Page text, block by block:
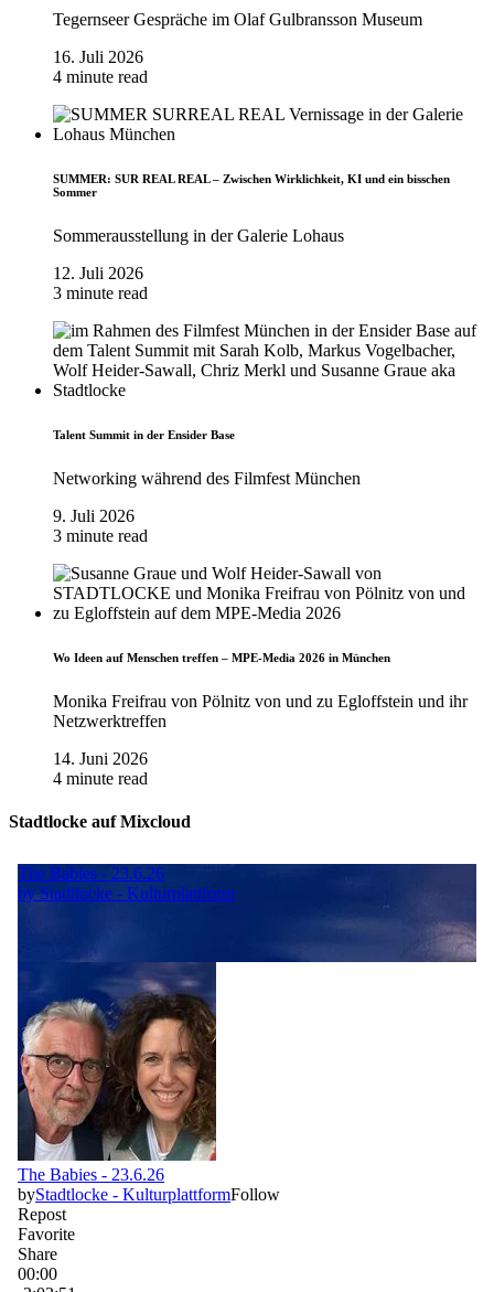
Tegernseer Gespräche im Olaf Gulbransson Museum
16. Juli 2026
4 minute read
SUMMER: SUR REAL REAL – Zwischen Wirklichkeit, KI und ein bisschen
Sommer
Sommerausstellung in der Galerie Lohaus
12. Juli 2026
3 minute read
Talent Summit in der Ensider Base
Networking während des Filmfest München
9. Juli 2026
3 minute read
Wo Ideen auf Menschen treffen – MPE-Media 2026 in München
Monika Freifrau von Pölnitz von und zu Egloffstein und ihr
Netzwerktreffen
14. Juni 2026
4 minute read
Stadtlocke auf Mixcloud